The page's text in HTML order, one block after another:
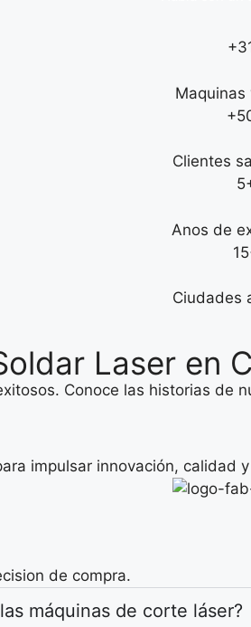
Maquinas
Clientes
Anos de
Ciudades
Laser en
Conoce las historias de
impulsar innovación, calidad
de compra.
máquinas de corte láser?